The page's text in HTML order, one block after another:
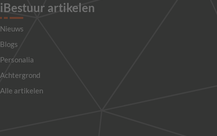
iBestuur artikelen
Nieuws
Blogs
Personalia
Achtergrond
Alle artikelen